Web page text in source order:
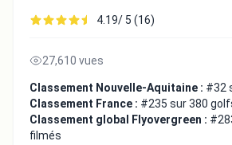
4.19/ 5 (16)
27,610 vues
Classement Nouvelle-Aquitaine : #32
Classement France : #235 sur 380
Classement global Flyovergreen :
filmés